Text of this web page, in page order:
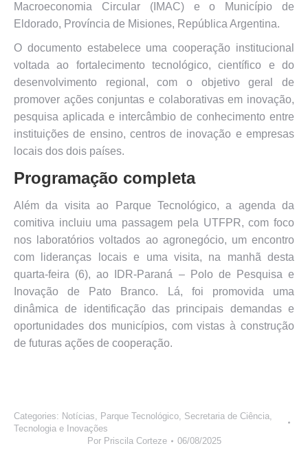
Macroeconomia Circular (IMAC) e o Município de
Eldorado, Província de Misiones, República Argentina.
O documento estabelece uma cooperação institucional
voltada ao fortalecimento tecnológico, científico e do
desenvolvimento regional, com o objetivo geral de
promover ações conjuntas e colaborativas em inovação,
pesquisa aplicada e intercâmbio de conhecimento entre
instituições de ensino, centros de inovação e empresas
locais dos dois países.
Programação completa
Além da visita ao Parque Tecnológico, a agenda da
comitiva incluiu uma passagem pela UTFPR, com foco
nos laboratórios voltados ao agronegócio, um encontro
com lideranças locais e uma visita, na manhã desta
quarta-feira (6), ao IDR-Paraná – Polo de Pesquisa e
Inovação de Pato Branco. Lá, foi promovida uma
dinâmica de identificação das principais demandas e
oportunidades dos municípios, com vistas à construção
de futuras ações de cooperação.
Categories: Notícias, Parque Tecnológico, Secretaria de Ciência,
Tecnologia e Inovações
Por Priscila Corteze 06/08/2025